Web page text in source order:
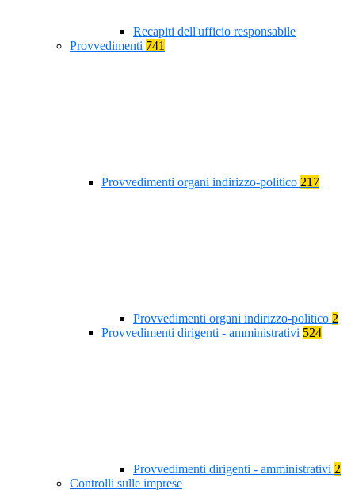
Recapiti dell'ufficio responsabile
Provvedimenti 741
Provvedimenti organi indirizzo-politico 217
Provvedimenti organi indirizzo-politico 2
Provvedimenti dirigenti - amministrativi 524
Provvedimenti dirigenti - amministrativi 2
Controlli sulle imprese